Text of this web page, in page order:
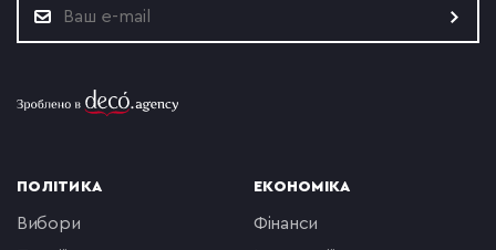
ПОЛІТИКА
вибори
ЕКОНОМІКА
фінанси